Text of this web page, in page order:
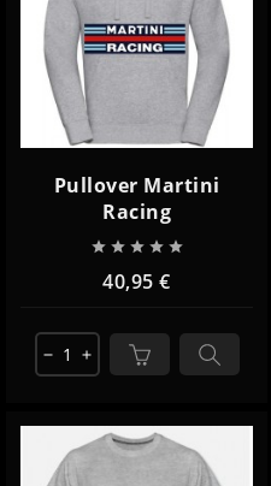
Pullover Martini
Racing
    
40,95 €
remove add